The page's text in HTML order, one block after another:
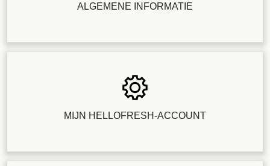
ALGEMENE INFORMATIE
MIJN HELLOFRESH-ACCOUNT